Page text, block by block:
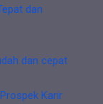
dan
dan cepat
Karir